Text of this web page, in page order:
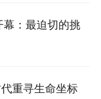
幕：最迫切的挑
重寻生命坐标